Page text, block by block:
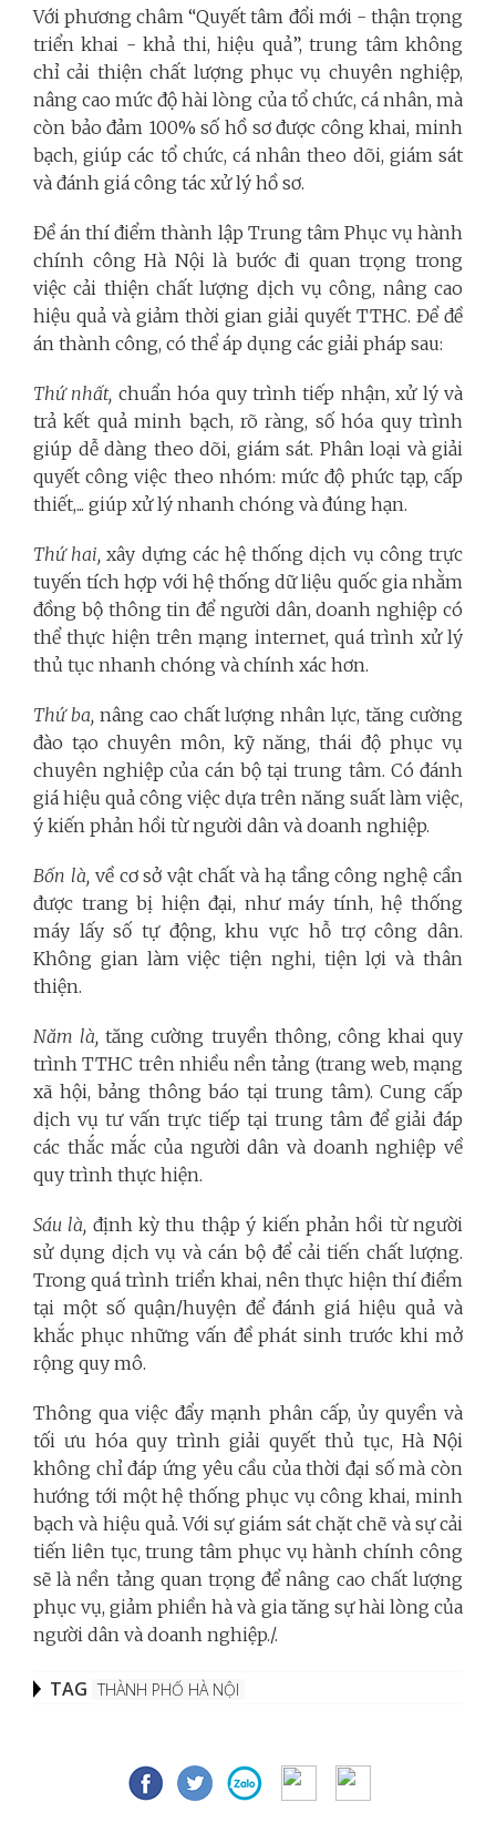
Với phương châm “Quyết tâm đổi mới - thận trọng
triển khai - khả thi, hiệu quả”, trung tâm không
chỉ cải thiện chất lượng phục vụ chuyên nghiệp,
nâng cao mức độ hài lòng của tổ chức, cá nhân, mà
còn bảo đảm 100% số hồ sơ được công khai, minh
bạch, giúp các tổ chức, cá nhân theo dõi, giám sát
và đánh giá công tác xử lý hồ sơ.
Đề án thí điểm thành lập Trung tâm Phục vụ hành
chính công Hà Nội là bước đi quan trọng trong
việc cải thiện chất lượng dịch vụ công, nâng cao
hiệu quả và giảm thời gian giải quyết TTHC. Để đề
án thành công, có thể áp dụng các giải pháp sau:
Thứ nhất, chuẩn hóa quy trình tiếp nhận, xử lý và
trả kết quả minh bạch, rõ ràng, số hóa quy trình
giúp dễ dàng theo dõi, giám sát. Phân loại và giải
quyết công việc theo nhóm: mức độ phức tạp, cấp
thiết,... giúp xử lý nhanh chóng và đúng hạn.
Thứ hai,xây dựng các hệ thống dịch vụ công trực
tuyến tích hợp với hệ thống dữ liệu quốc gia nhằm
đồng bộ thông tin để người dân, doanh nghiệp có
thể thực hiện trên mạng internet, quá trình xử lý
thủ tục nhanh chóng và chính xác hơn.
Thứ ba, nâng cao chất lượng nhân lực, tăng cường
đào tạo chuyên môn, kỹ năng, thái độ phục vụ
chuyên nghiệp của cán bộ tại trung tâm. Có đánh
giá hiệu quả công việc dựa trên năng suất làm việc,
ý kiến phản hồi từ người dân và doanh nghiệp.
Bốn là, về cơ sở vật chất và hạ tầng công nghệ cần
được trang bị hiện đại, như máy tính, hệ thống
máy lấy số tự động, khu vực hỗ trợ công dân.
Không gian làm việc tiện nghi, tiện lợi và thân
thiện.
Năm là, tăng cường truyền thông, công khai quy
trình TTHC trên nhiều nền tảng (trang web, mạng
xã hội, bảng thông báo tại trung tâm). Cung cấp
dịch vụ tư vấn trực tiếp tại trung tâm để giải đáp
các thắc mắc của người dân và doanh nghiệp về
quy trình thực hiện.
Sáu là, định kỳ thu thập ý kiến phản hồi từ người
sử dụng dịch vụ và cán bộ để cải tiến chất lượng.
Trong quá trình triển khai, nên thực hiện thí điểm
tại một số quận/huyện để đánh giá hiệu quả và
khắc phục những vấn đề phát sinh trước khi mở
rộng quy mô.
Thông qua việc đẩy mạnh phân cấp, ủy quyền và
tối ưu hóa quy trình giải quyết thủ tục, Hà Nội
không chỉ đáp ứng yêu cầu của thời đại số mà còn
hướng tới một hệ thống phục vụ công khai, minh
bạch và hiệu quả. Với sự giám sát chặt chẽ và sự cải
tiến liên tục, trung tâm phục vụ hành chính công
sẽ là nền tảng quan trọng để nâng cao chất lượng
phục vụ, giảm phiền hà và gia tăng sự hài lòng của
người dân và doanh nghiệp./.
TAG THÀNH PHỐ HÀ NỘI